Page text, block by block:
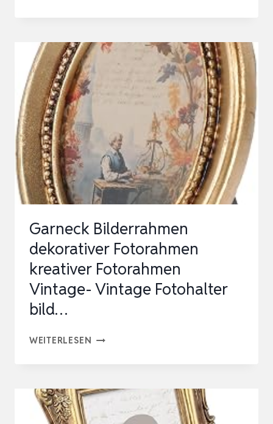
BILDERRAHMEN
RETRO
FOTORAHMEN
KUNSTHARZ
ANTIK
GOLD
MIT
UN…
Garneck Bilderrahmen
dekorativer Fotorahmen
kreativer Fotorahmen
Vintage- Vintage Fotohalter
bild…
WEITERLESEN GARNECK
FOTORAHMEN
KREATIVER